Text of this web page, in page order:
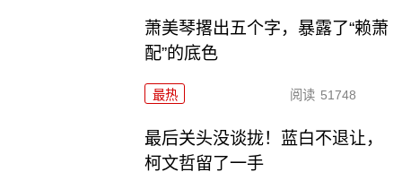
萧美琴撂出五个字，暴露了“赖萧
配”的底色
最热 阅读 51748
最后关头没谈拢！蓝白不退让，
柯文哲留了一手